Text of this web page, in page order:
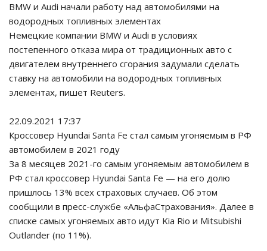
BMW и Audi начали работу над автомобилями на
водородных топливных элементах
Немецкие компании BMW и Audi в условиях
постепенного отказа мира от традиционных авто с
двигателем внутреннего сгорания задумали сделать
ставку на автомобили на водородных топливных
элементах, пишет Reuters.
22.09.2021 17:37
Кроссовер Hyundai Santa Fe стал самым угоняемым в РФ
автомобилем в 2021 году
За 8 месяцев 2021-го самым угоняемым автомобилем в
РФ стал кроссовер Hyundai Santa Fe — на его долю
пришлось 13% всех страховых случаев. Об этом
сообщили в пресс-службе «АльфаСтрахования». Далее в
списке самых угоняемых авто идут Kia Rio и Mitsubishi
Outlander (по 11%).